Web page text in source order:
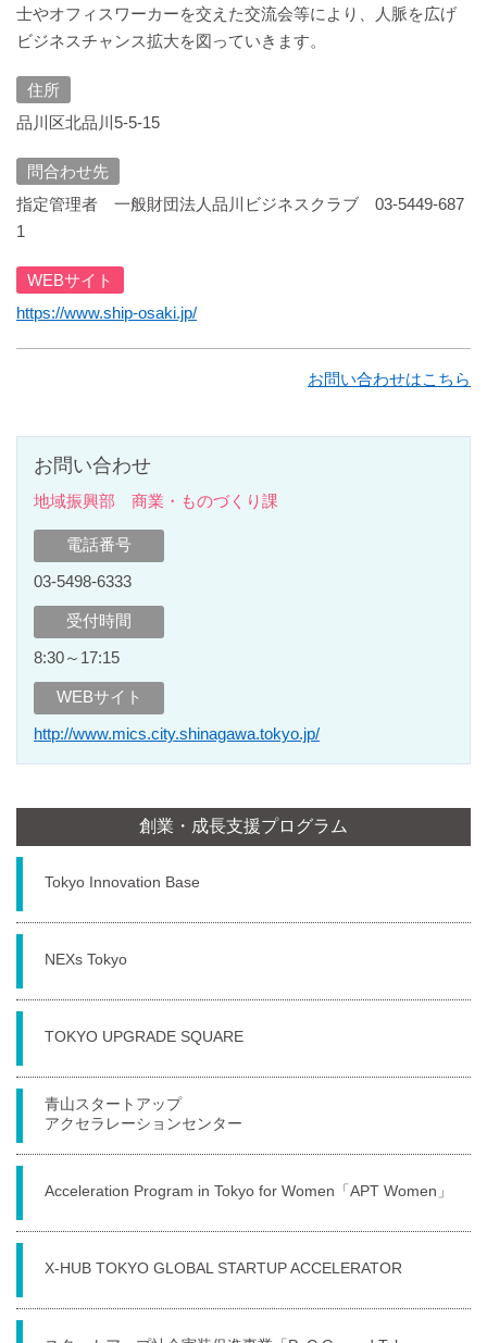
士やオフィスワーカーを交えた交流会等により、人脈を広げ
ビジネスチャンス拡大を図っていきます。
住所
品川区北品川5-5-15
問合わせ先
指定管理者 一般財団法人品川ビジネスクラブ 03-5449-687
1
WEBサイト
https://www.ship-osaki.jp/
お問い合わせはこちら
お問い合わせ
地域振興部 商業・ものづくり課
電話番号
03-5498-6333
受付時間
8:30～17:15
WEBサイト
http://www.mics.city.shinagawa.tokyo.jp/
創業・成長支援プログラム
Tokyo Innovation Base
NEXs Tokyo
TOKYO UPGRADE SQUARE
青山スタートアップ
アクセラレーションセンター
Acceleration Program in Tokyo for Women「APT Women」
X-HUB TOKYO GLOBAL STARTUP ACCELERATOR